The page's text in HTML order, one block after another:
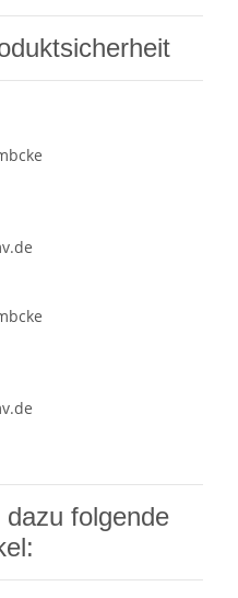
folgende